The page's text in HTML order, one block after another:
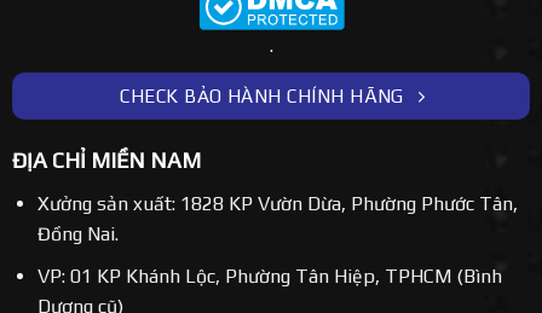
.
CHECK BẢO HÀNH CHÍNH HÃNG
ĐỊA CHỈ MIỀN NAM
Xưởng sản xuất: 1828 KP Vườn Dừa, Phường Phước Tân,
Đồng Nai.
VP: 01 KP Khánh Lộc, Phường Tân Hiệp, TPHCM (Bình
Dương cũ)